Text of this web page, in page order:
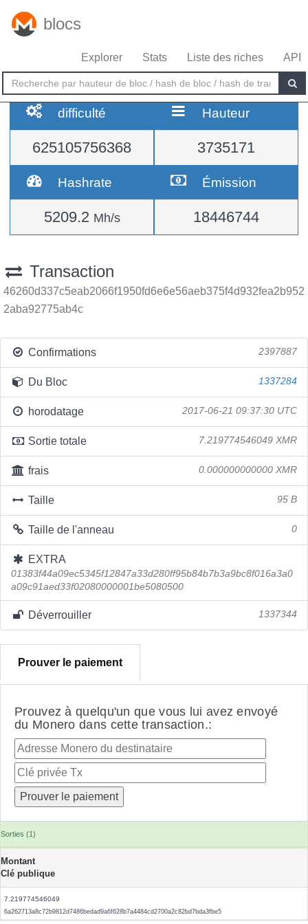
blocs
Explorer Stats Liste des riches API
difficulté
625105756368
Hauteur
3735171
Hashrate
5209.2 Mh/s
Émission
18446744
Transaction
46260d337c5eab2066f1950fd6e6e56aeb375f4d932fea2b952
2aba92775ab4c
Confirmations 2397887
Du Bloc 1337284
horodatage 2017-06-21 09:37:30 UTC
Sortie totale 7.219774546049 XMR
frais 0.000000000000 XMR
Taille 95 B
Taille de l'anneau 0
EXTRA
01383f44a09ec5345f12847a33d280ff95b84b7b3a9bc8f016a3a0
a09c91aed33f02080000001be5080500
Déverrouiller 1337344
Prouver le paiement
Prouvez à quelqu'un que vous lui avez envoyé
du Monero dans cette transaction.:
Sorties (1)
Montant
Clé publique
7.219774546049
6a262713a8c72b9812d7486bedad9a6f628b7a4484cd2700a2c82bd7bda3fbe5